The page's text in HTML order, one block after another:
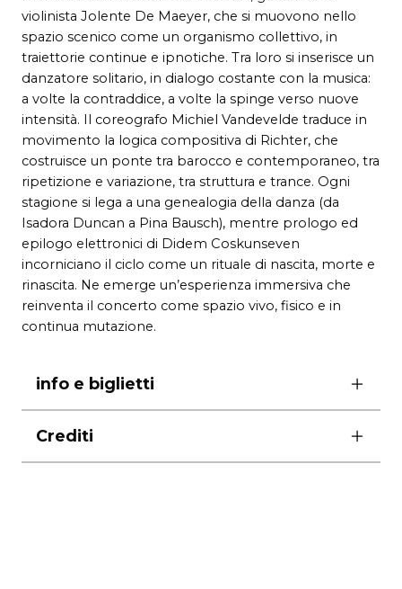
violinista Jolente De Maeyer, che si muovono nello
spazio scenico come un organismo collettivo, in
traiettorie continue e ipnotiche. Tra loro si inserisce un
danzatore solitario, in dialogo costante con la musica:
a volte la contraddice, a volte la spinge verso nuove
intensità. Il coreografo Michiel Vandevelde traduce in
movimento la logica compositiva di Richter, che
costruisce un ponte tra barocco e contemporaneo, tra
ripetizione e variazione, tra struttura e trance. Ogni
stagione si lega a una genealogia della danza (da
Isadora Duncan a Pina Bausch), mentre prologo ed
epilogo elettronici di Didem Coskunseven
incorniciano il ciclo come un rituale di nascita, morte e
rinascita. Ne emerge un’esperienza immersiva che
reinventa il concerto come spazio vivo, fisico e in
continua mutazione.
info e biglietti
durata 80′
luci stroboscopiche
Crediti